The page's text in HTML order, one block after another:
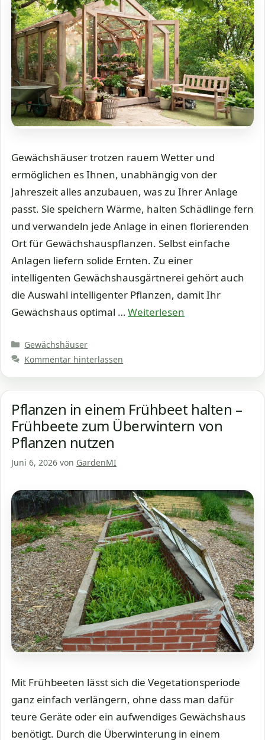
Gewächshäuser trotzen rauem Wetter und
ermöglichen es Ihnen, unabhängig von der
Jahreszeit alles anzubauen, was zu Ihrer Anlage
passt. Sie speichern Wärme, halten Schädlinge fern
und verwandeln jede Anlage in einen florierenden
Ort für Gewächshauspflanzen. Selbst einfache
Anlagen liefern solide Ernten. Zu einer
intelligenten Gewächshausgärtnerei gehört auch
die Auswahl intelligenter Pflanzen, damit Ihr
Gewächshaus optimal …Weiterlesen
Kategorien
Gewächshäuser
Kommentar hinterlassen
Pflanzen in einem Frühbeet halten –
Frühbeete zum Überwintern von
Pflanzen nutzen
Juni 6, 2026 von GardenMI
Mit Frühbeeten lässt sich die Vegetationsperiode
ganz einfach verlängern, ohne dass man dafür
teure Geräte oder ein aufwendiges Gewächshaus
benötigt. Durch die Überwinterung in einem